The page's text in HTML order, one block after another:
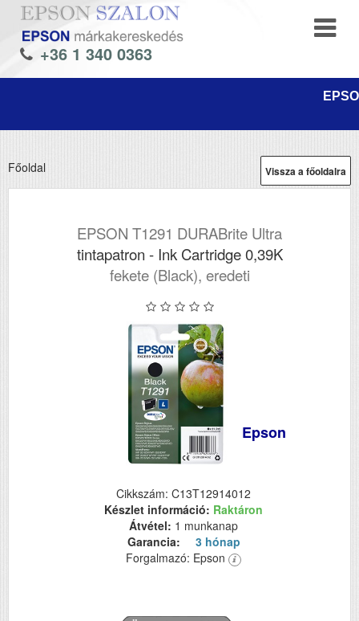
+36 1 340 0363
Vissza a főoldalra
Főoldal
EPSON T1291 DURABrite Ultra
tintapatron - Ink Cartridge 0,39K
fekete (Black), eredeti
Epson
Cikkszám: C13T12914012
Készlet információ: Raktáron
Átvétel: 1 munkanap
Garancia:
3 hónap
Forgalmazó: Epson